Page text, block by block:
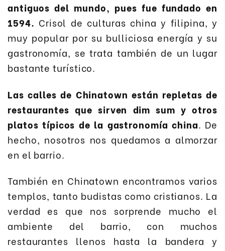
antiguos del mundo, pues fue fundado en
1594. Crisol de culturas china y filipina, y
muy popular por su bulliciosa energía y su
gastronomía, se trata también de un lugar
bastante turístico.
Las calles de Chinatown están repletas de
restaurantes que sirven dim sum y otros
platos típicos de la gastronomía china. De
hecho, nosotros nos quedamos a almorzar
en el barrio.
También en Chinatown encontramos varios
templos, tanto budistas como cristianos. La
verdad es que nos sorprende mucho el
ambiente del barrio, con muchos
restaurantes llenos hasta la bandera y